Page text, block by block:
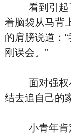
看到引起了
着脑袋从马背
的肩膀说道：
刚误会。”
面对强权小
结去追自己的
小青年肯定